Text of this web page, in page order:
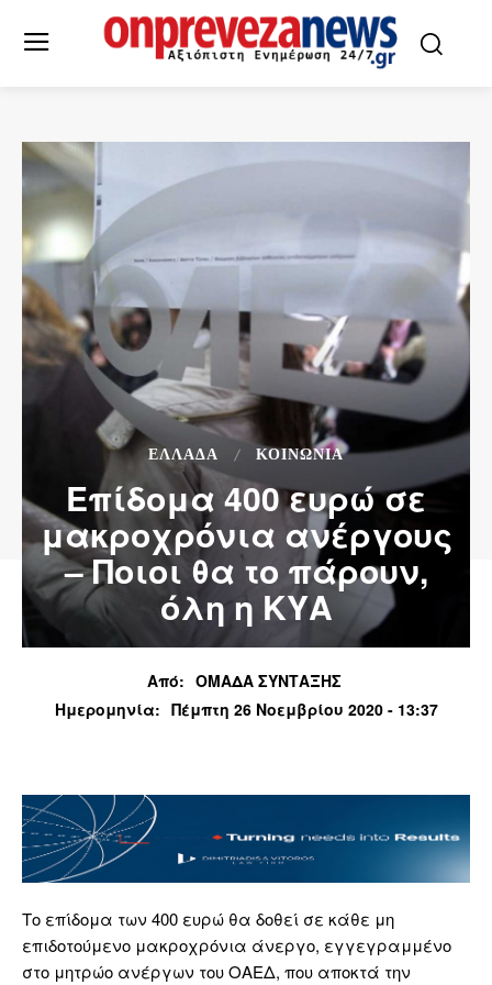
ΕΛΛΆΔΑ ΚΟΙΝΩΝΙΑ
Επίδομα 400 ευρώ σε
μακροχρόνια ανέργους
– Ποιοι θα το πάρουν,
όλη η ΚΥΑ
Από: ΟΜΑΔΑ ΣΥΝΤΑΞΗΣ
Ημερομηνία: Πέμπτη 26 Νοεμβρίου 2020 - 13:37
Το επίδομα των 400 ευρώ θα δοθεί σε κάθε μη
επιδοτούμενο μακροχρόνια άνεργο, εγγεγραμμένο
στο μητρώο ανέργων του ΟΑΕΔ, που αποκτά την